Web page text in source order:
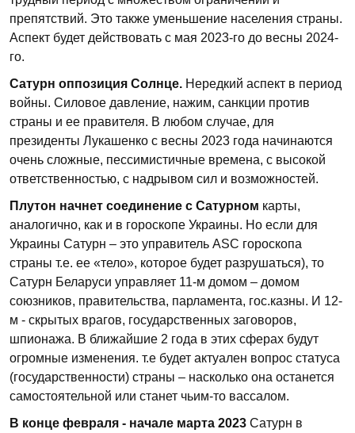
препятствий. Это также уменьшение населения страны.
Аспект будет действовать с мая 2023-го до весны 2024-
го.
Сатурн оппозиция Солнце. Нередкий аспект в период
войны. Силовое давление, нажим, санкции против
страны и ее правителя. В любом случае, для
президенты Лукашенко с весны 2023 года начинаются
очень сложные, пессимистичные времена, с высокой
ответственностью, с надрывом сил и возможностей.
Плутон начнет соединение с Сатурном карты,
аналогично, как и в гороскопе Украины. Но если для
Украины Сатурн – это управитель ASC гороскопа
страны т.е. ее «тело», которое будет разрушаться), то
Сатурн Беларуси управляет 11-м домом – домом
союзников, правительства, парламента, гос.казны. И 12-
м - скрытых врагов, государственных заговоров,
шпионажа. В ближайшие 2 года в этих сферах будут
огромные изменения. т.е будет актуален вопрос статуса
(государственности) страны – насколько она останется
самостоятельной или станет чьим-то вассалом.
В конце февраля - начале марта 2023 Сатурн в